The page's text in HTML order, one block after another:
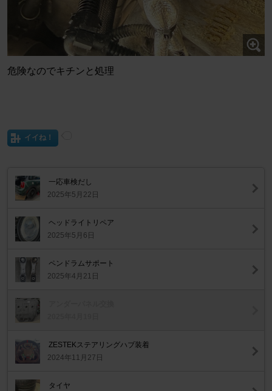
危険なのでキチンと処理
イイね！
一応車検だし
2025年5月22日
ヘッドライトリペア
2025年5月6日
ペンドラムサポート
2025年4月21日
ZESTEKステアリングハブ装着
2024年11月27日
タイヤ